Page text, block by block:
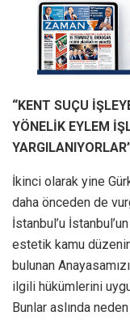
“KENT SUÇU
YÖNELİK EYLEM
İkinci olarak yine
daha önceden de
İstanbul’u
estetik kamu
bulunan
ilgili hükümlerini
Bunlar aslında